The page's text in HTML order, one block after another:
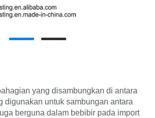
yang disambungkan di antara
digunakan untuk sambungan antara
berguna dalam bebibir pada import